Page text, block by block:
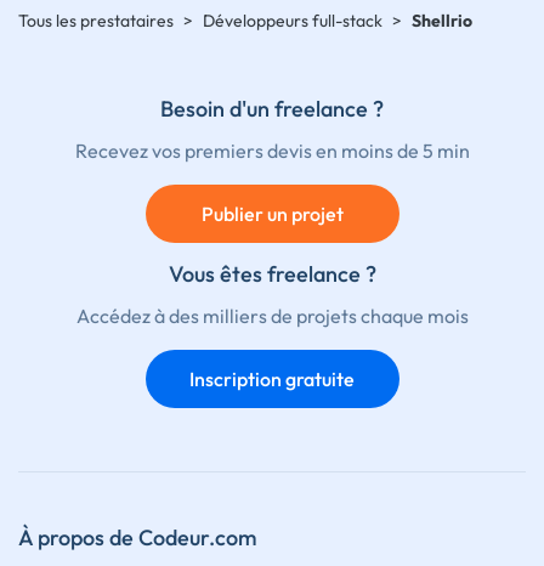
Tous les prestataires > Développeurs full-stack > Shellrio
Besoin d'un freelance ?
Recevez vos premiers devis en moins de 5 min
Publier un projet
Vous êtes freelance ?
Accédez à des milliers de projets chaque mois
Inscription gratuite
À propos de Codeur.com